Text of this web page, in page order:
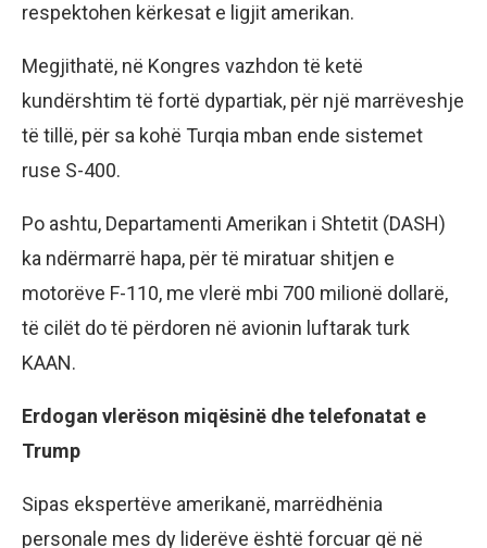
respektohen kërkesat e ligjit amerikan.
Megjithatë, në Kongres vazhdon të ketë
kundërshtim të fortë dypartiak, për një marrëveshje
të tillë, për sa kohë Turqia mban ende sistemet
ruse S-400.
Po ashtu, Departamenti Amerikan i Shtetit (DASH)
ka ndërmarrë hapa, për të miratuar shitjen e
motorëve F-110, me vlerë mbi 700 milionë dollarë,
të cilët do të përdoren në avionin luftarak turk
KAAN.
Erdogan vlerëson miqësinë dhe telefonatat e
Trump
Sipas ekspertëve amerikanë, marrëdhënia
personale mes dy liderëve është forcuar që në